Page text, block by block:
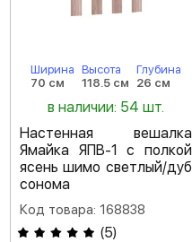
Ширина
70 см
Высота
118.5 см
Глубина
26 см
в наличии: 54 шт.
Настенная вешалка
Ямайка ЯПВ-1 с полкой
ясень шимо светлый/дуб
сонома
Код товара: 168838
(5)